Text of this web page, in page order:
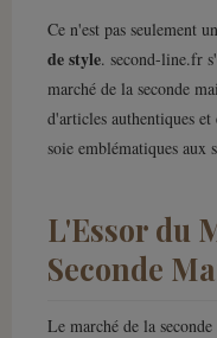
Ce n'est pas seulement
de style. second-line.fr
marché de la seconde
d'articles authentiques
soie emblématiques aux
L'Essor du
Seconde
Le marché de la